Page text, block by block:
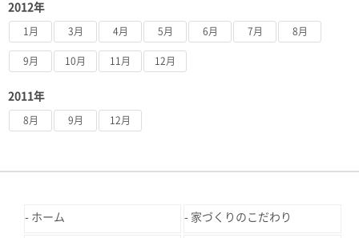
2012年
1月 3月 4月 5月 6月 7月 8月
9月 10月 11月 12月
2011年
8月 9月 12月
ホーム 家づくりのこだわり